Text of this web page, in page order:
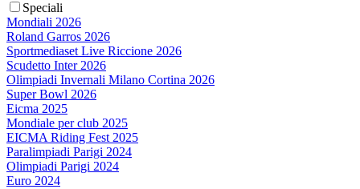
Speciali
Mondiali 2026
Roland Garros 2026
Sportmediaset Live Riccione 2026
Scudetto Inter 2026
Olimpiadi Invernali Milano Cortina 2026
Super Bowl 2026
Eicma 2025
Mondiale per club 2025
EICMA Riding Fest 2025
Paralimpiadi Parigi 2024
Olimpiadi Parigi 2024
Euro 2024